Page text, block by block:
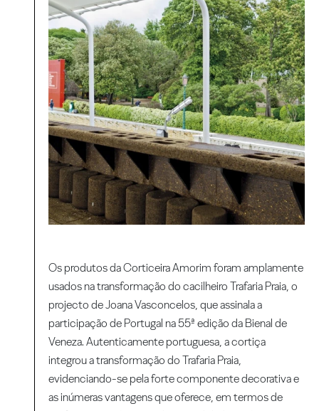
Os produtos da Corticeira Amorim foram amplamente
usados na transformação do cacilheiro Trafaria Praia, o
projecto de Joana Vasconcelos, que assinala a
participação de Portugal na 55ª edição da Bienal de
Veneza. Autenticamente portuguesa, a cortiça
integrou a transformação do Trafaria Praia,
evidenciando-se pela forte componente decorativa e
as inúmeras vantagens que oferece, em termos de